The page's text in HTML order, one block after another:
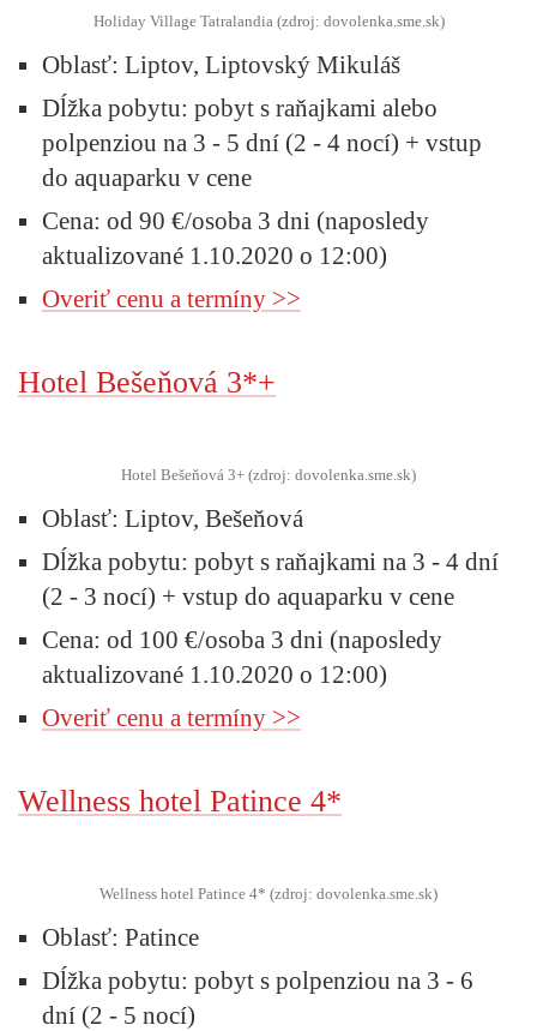
Holiday Village Tatralandia (zdroj: dovolenka.sme.sk)
Oblasť: Liptov, Liptovský Mikuláš
Dĺžka pobytu: pobyt s raňajkami alebo
polpenziou na 3 - 5 dní (2 - 4 nocí) + vstup
do aquaparku v cene
Cena: od 90 €/osoba 3 dni (naposledy
aktualizované 1.10.2020 o 12:00)
Overiť cenu a termíny >>
Hotel Bešeňová 3*+
Hotel Bešeňová 3+ (zdroj: dovolenka.sme.sk)
Oblasť: Liptov, Bešeňová
Dĺžka pobytu: pobyt s raňajkami na 3 - 4 dní
(2 - 3 nocí) + vstup do aquaparku v cene
Cena: od 100 €/osoba 3 dni (naposledy
aktualizované 1.10.2020 o 12:00)
Overiť cenu a termíny >>
Wellness hotel Patince 4*
Wellness hotel Patince 4* (zdroj: dovolenka.sme.sk)
Oblasť: Patince
Dĺžka pobytu: pobyt s polpenziou na 3 - 6
dní (2 - 5 nocí)